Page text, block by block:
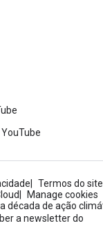
Termos do site
Manage cookies
década de ação
a newsletter do